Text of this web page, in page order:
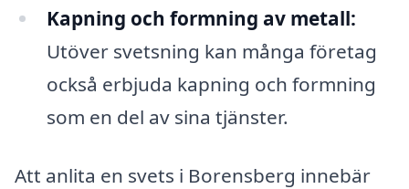
Kapning och formning av metall:
Utöver svetsning kan många företag
också erbjuda kapning och formning
som en del av sina tjänster.
Att anlita en svets i Borensberg innebär